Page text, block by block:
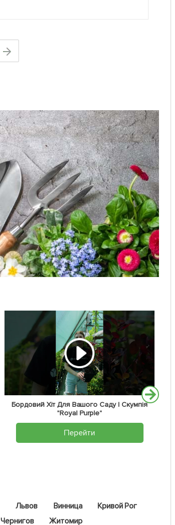
Бордовий Хіт Для Вашого Саду | Скумпія
"Royal Purple"
Перейти
Львов Винница
Кривой Рог
Чернигов Житомир